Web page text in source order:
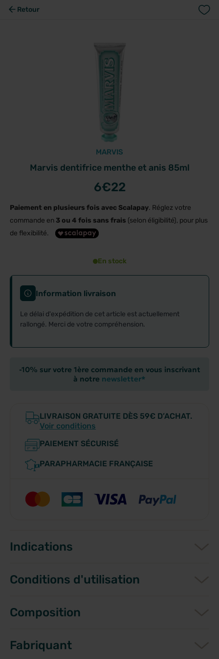
Retour
MARVIS
Marvis dentifrice menthe et anis 85ml
6€22
Paiement en plusieurs fois avec Scalapay. Réglez votre
commande en 3 ou 4 fois sans frais (selon éligibilité), pour plus
de flexibilité.
En stock
Information livraison
Le délai d'expédition de cet article est actuellement
rallongé. Merci de votre compréhension.
-10% sur votre 1ère commande en vous inscrivant
à notre newsletter*
LIVRAISON GRATUITE DÈS 59€ D’ACHAT.
Voir conditions
PAIEMENT SÉCURISÉ
PARAPHARMACIE FRANÇAISE
Indications
Conditions d'utilisation
Composition
Fabriquant